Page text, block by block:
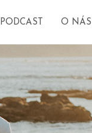
PODCAST O NÁS